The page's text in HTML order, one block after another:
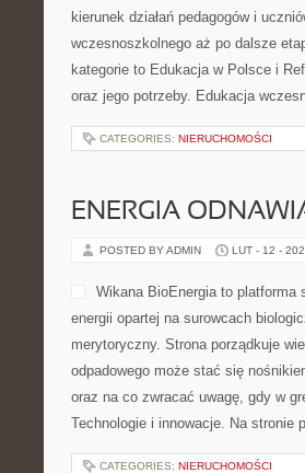
kierunek działań pedagogów i
wczesnoszkolnego aż po dalsze
kategorie to Edukacja w Polsce i
oraz jego potrzeby. Edukacja
CATEGORIES: NIERUCHOMOŚCI
ENERGIA
POSTED BY ADMIN LUT - 12 -
Wikana BioEnergia to
energii opartej na surowcach
merytoryczny. Strona porządkuje
odpadowego może stać się
oraz na co zwracać uwagę, gdy w
Technologie i innowacje. Na stronie
CATEGORIES: NIERUCHOMOŚCI